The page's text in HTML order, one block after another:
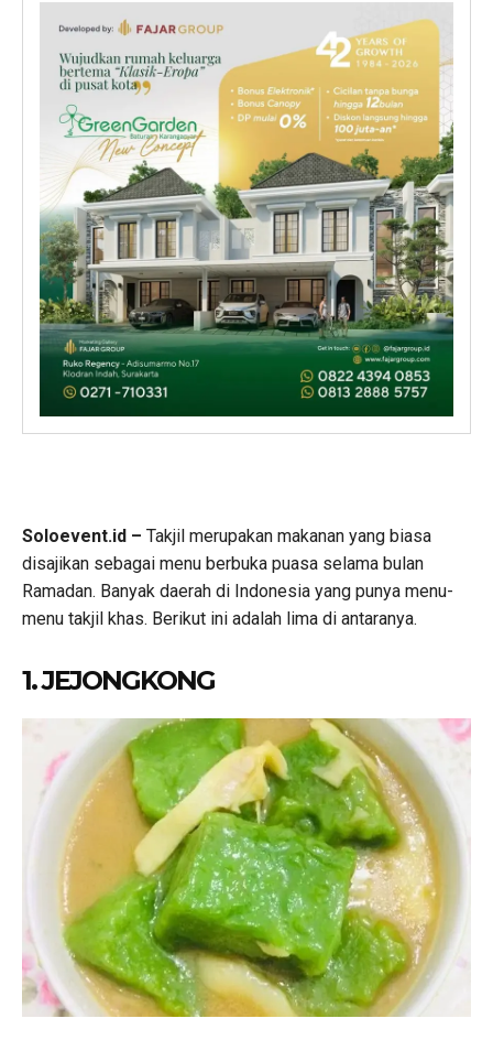
Soloevent.id – Takjil merupakan makanan yang biasa
disajikan sebagai menu berbuka puasa selama bulan
Ramadan. Banyak daerah di Indonesia yang punya menu-
menu takjil khas. Berikut ini adalah lima di antaranya.
1.JEJONGKONG